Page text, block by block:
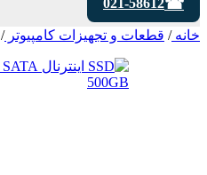
021-58612
خانه/ قطعات و تجهیزات کامپیوتر/